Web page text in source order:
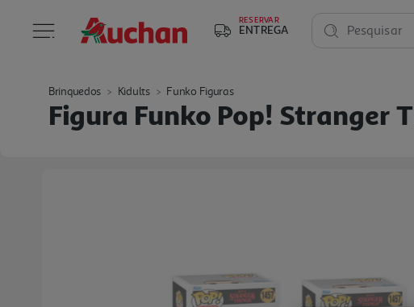
RESERVAR
ENTREGA Pesquisar
Brinquedos Kidults Funko Figuras
Figura Funko Pop! Stranger